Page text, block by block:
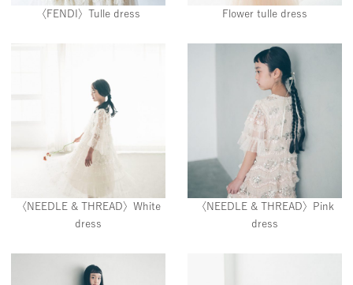
〈FENDI〉Tulle dress Flower tulle dress
〈NEEDLE & THREAD〉White
dress
〈NEEDLE & THREAD〉Pink
dress